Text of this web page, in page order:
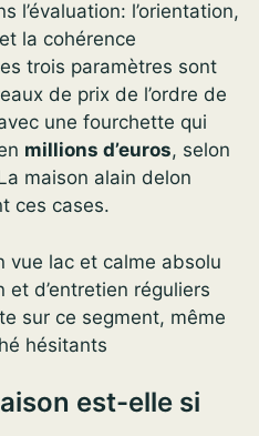
l’évaluation: l’orientation,
la cohérence
trois paramètres sont
de prix de l’ordre de
une fourchette qui
millions d’euros, selon
maison alain delon
ces cases.
vue lac et calme absolu
et d’entretien réguliers
sur ce segment, même
hésitants
est-elle si